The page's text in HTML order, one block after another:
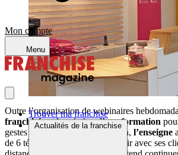
Mon compte
Menu
Trouver ma franchise
Actualités de la franchise
Outre l’organisation de webinaires
franchiséset la création d’uneformation
gestes barrières et la distanciation, l’enseigne
de 6 téléconseillers pour maintenir avec ses